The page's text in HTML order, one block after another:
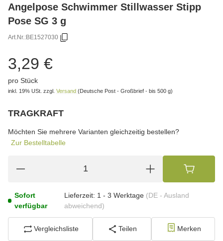
Angelpose Schwimmer Stillwasser Stipp
Pose SG 3 g
Art.Nr.:BE1527030
3,29 €
pro Stück
inkl. 19% USt. zzgl. Versand (Deutsche Post - Großbrief - bis 500 g)
TRAGKRAFT
Möchten Sie mehrere Varianten gleichzeitig bestellen?
Zur Bestelltabelle
Sofort
verfügbar
Lieferzeit: 1 - 3 Werktage (DE - Ausland
abweichend)
Vergleichsliste Teilen Merken